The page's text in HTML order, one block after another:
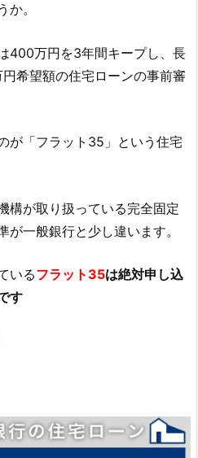
。
400万円を3年間キープし、長
希望額の住宅ローンの事前審
が「フラット35」という住宅
構が取り扱っている完全固定
一般銀行と少し違います。
いるフラット35は絶対申し込
す